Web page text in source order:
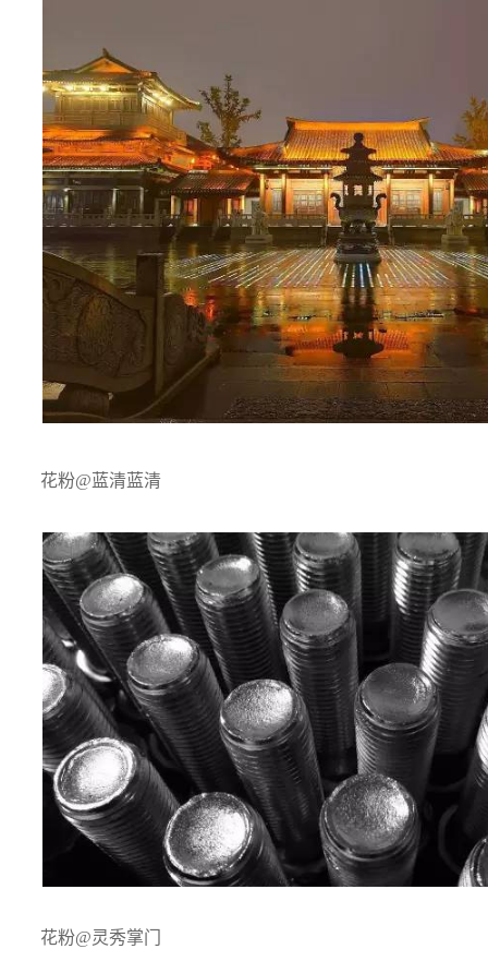
花粉@蓝清蓝清
花粉@灵秀掌门